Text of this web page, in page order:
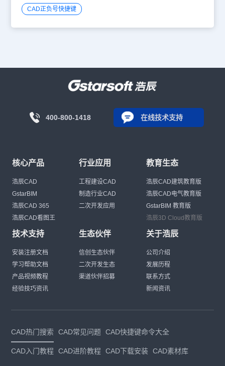
CAD正负号快捷键
400-800-1418 在线技术支持
核心产品
浩辰CAD
GstarBIM
浩辰CAD 365
浩辰CAD看图王
行业应用
工程建设CAD
制造行业CAD
二次开发应用
教育生态
浩辰CAD建筑教育版
浩辰CAD电气教育版
GstarBIM 教育版
浩辰3D Cloud教育版
技术支持
安装注册文档
学习帮助文档
产品视频教程
经验技巧资讯
生态伙伴
信创生态伙伴
二次开发生态
渠道伙伴招募
关于浩辰
公司介绍
发展历程
联系方式
新闻资讯
CAD热门搜索 CAD常见问题 CAD快捷键命令大全
CAD入门教程 CAD进阶教程 CAD下载安装 CAD素材库